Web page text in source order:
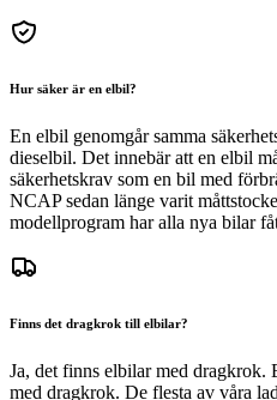
Hur säker är en elbil?
En elbil genomgår samma
dieselbil. Det innebär att en elbil
säkerhetskrav som en bil med
NCAP sedan länge varit
modellprogram har alla nya bilar
Finns det dragkrok till elbilar?
Ja, det finns elbilar med dragkrok.
med dragkrok. De flesta av våra